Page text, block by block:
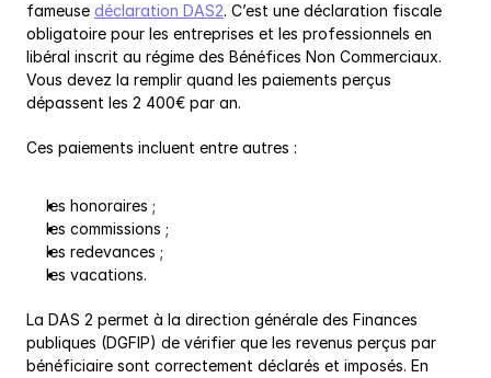
fameuse déclaration DAS2. C’est une déclaration fiscale
obligatoire pour les entreprises et les professionnels en
libéral inscrit au régime des Bénéfices Non Commerciaux.
Vous devez la remplir quand les paiements perçus
dépassent les 2 400€ par an.
Ces paiements incluent entre autres :
les honoraires ;
les commissions ;
les redevances ;
les vacations.
La DAS 2 permet à la direction générale des Finances
publiques (DGFIP) de vérifier que les revenus perçus par
bénéficiaire sont correctement déclarés et imposés. En